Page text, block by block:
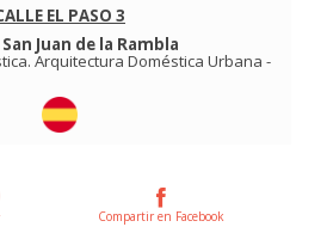
EL PASO 3
Juan de la Rambla
. Arquitectura Doméstica Urbana -
Compartir en Facebook